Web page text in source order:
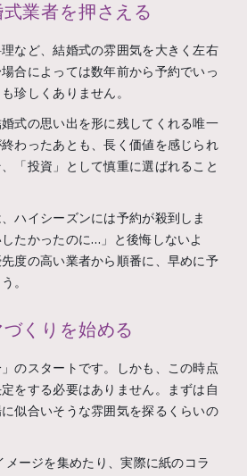
業者を押さえる
など、結婚式の雰囲気を大きく左右
合によっては数年前から予約でいっ
珍しくありません。
式の思い出を形に残してくれる唯一
わったあとも、長く価値を感じられ
「投資」として慎重に選ばれること
ハイシーズンには予約が殺到しま
たかったのに…」と後悔しないよ
度の高い業者から順番に、早めに予
。
くりを始める
のスタートです。しかも、この時点
をする必要はありません。まずは自
似合いそうな雰囲気を探るくらいの
ージを集めたり、実際に紙のコラ